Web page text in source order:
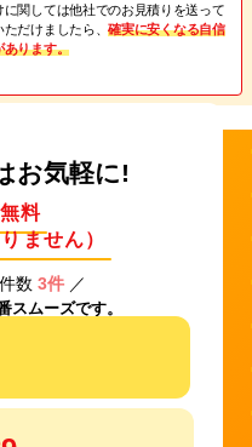
に関しては他社でのお見積りを送って
ただけましたら、確実に安くなる自信
あります。
お気軽に!
料
ません）
数 3件 ／
スムーズです。